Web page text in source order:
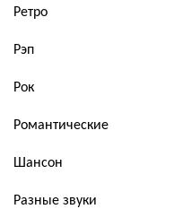
Ретро
Рэп
Рок
Романтические
Шансон
Разные звуки